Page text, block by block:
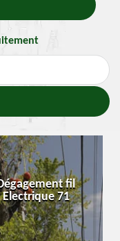
Traitement et
Enlevement nid de
chenille 71